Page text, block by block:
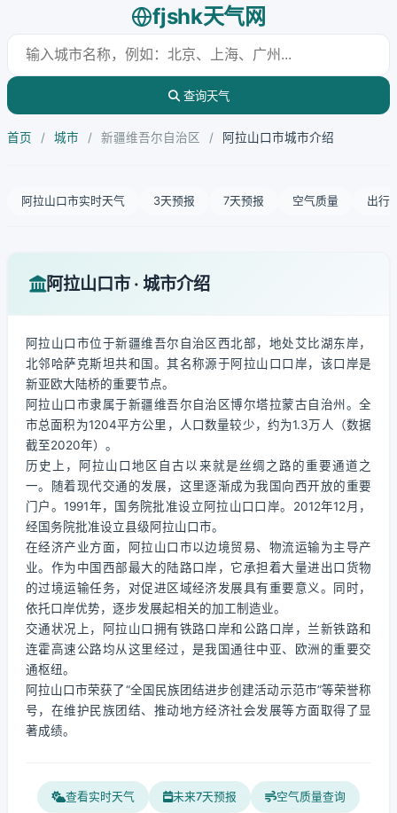
fjshk天气网
查询天气
首页 / 城市 / 新疆维吾尔自治区 / 阿拉山口市城市介绍
阿拉山口市实时天气 3天预报 7天预报 空气质量 出行
阿拉山口市 · 城市介绍
阿拉山口市位于新疆维吾尔自治区西北部，地处艾比湖东岸，
北邻哈萨克斯坦共和国。其名称源于阿拉山口口岸，该口岸是
新亚欧大陆桥的重要节点。
阿拉山口市隶属于新疆维吾尔自治区博尔塔拉蒙古自治州。全
市总面积为1204平方公里，人口数量较少，约为1.3万人（数据
截至2020年）。
历史上，阿拉山口地区自古以来就是丝绸之路的重要通道之
一。随着现代交通的发展，这里逐渐成为我国向西开放的重要
门户。1991年，国务院批准设立阿拉山口口岸。2012年12月，
经国务院批准设立县级阿拉山口市。
在经济产业方面，阿拉山口市以边境贸易、物流运输为主导产
业。作为中国西部最大的陆路口岸，它承担着大量进出口货物
的过境运输任务，对促进区域经济发展具有重要意义。同时，
依托口岸优势，逐步发展起相关的加工制造业。
交通状况上，阿拉山口拥有铁路口岸和公路口岸，兰新铁路和
连霍高速公路均从这里经过，是我国通往中亚、欧洲的重要交
通枢纽。
阿拉山口市荣获了“全国民族团结进步创建活动示范市”等荣誉称
号，在维护民族团结、推动地方经济社会发展等方面取得了显
著成绩。
查看实时天气 未来7天预报 空气质量查询